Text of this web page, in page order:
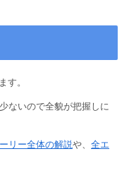
す。
ないので全貌が把握しに
リー全体の解説や、 全エ